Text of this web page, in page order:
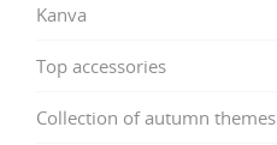
Kanva
Top accessories
Collection of autumn themes